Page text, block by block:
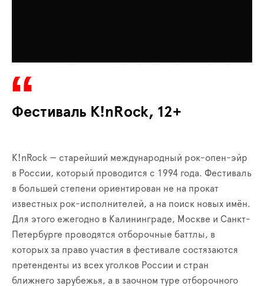
Фестиваль K!nRock, 12+
K!nRock — старейший международный рок-опен-эйр
в России, который проводится с 1994 года. Фестиваль
в большей степени ориентирован не на прокат
известных рок-исполнителей, а на поиск новых имён.
Для этого ежегодно в Калининграде, Москве и Санкт-
Петербурге проводятся отборочные баттлы, в
которых за право участия в фестивале состязаются
претенденты из всех уголков России и стран
ближнего зарубежья, а в заочном туре отборочного